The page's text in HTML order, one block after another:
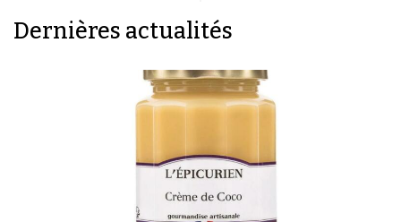
Dernières actualités